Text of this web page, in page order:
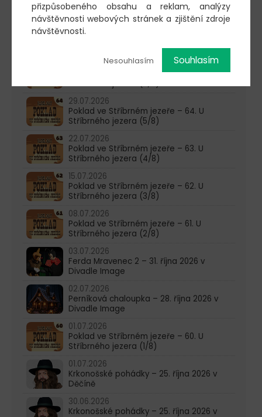
603 805 271
pondělí-čtvrtek: 10:00-16:00
05.08.2026
Poklad ve Stříbrném jezeře – 65. U
29.07.2026
Poklad ve Stříbrném jezeře – 64. U
Stříbrného jezera (5/8)
22.07.2026
Poklad ve Stříbrném jezeře – 63. U
Stříbrného jezera (4/8)
15.07.2026
Poklad ve Stříbrném jezeře – 62. U
Stříbrného jezera (3/8)
08.07.2026
Poklad ve Stříbrném jezeře – 61. U
Stříbrného jezera (2/8)
03.07.2026
Ferda Mravenec 2 – 31. října 2026 v
Divadle Image
02.07.2026
Perníková chaloupka – 28. října 2026 v
Divadle Image
01.07.2026
Poklad ve Stříbrném jezeře – 60. U
Stříbrného jezera (1/8)
01.07.2026
Krkonošské pohádky – 25. října 2026 v
Děčíně
30.06.2026
Krkonošské pohádky – 25. října 2026 v
přizpůsobeného obsahu a reklam, analýzy
návštěvnosti webových stránek a zjištění zdroje
návštěvnosti.
Nesouhlasím Souhlasím